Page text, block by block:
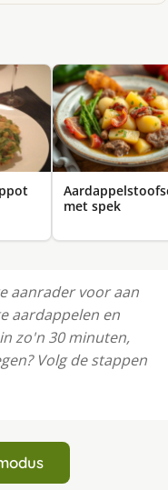
met spek
aanrader voor aan
aardappelen en
zo'n 30 minuten,
Volg de stappen